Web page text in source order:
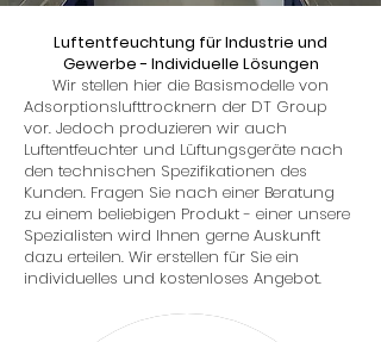
Luftentfeuchtung für Industrie und
Gewerbe - Individuelle Lösungen
Wir stellen hier die Basismodelle von
Adsorptionslufttrocknern der DT Group
vor. Jedoch produzieren wir auch
Luftentfeuchter und Lüftungsgeräte nach
den technischen Spezifikationen des
Kunden. Fragen Sie nach einer Beratung
zu einem beliebigen Produkt - einer unsere
Spezialisten wird Ihnen gerne Auskunft
dazu erteilen. Wir erstellen für Sie ein
individuelles und kostenloses Angebot.